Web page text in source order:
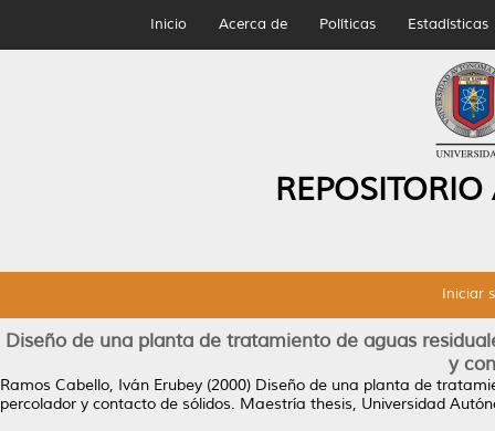
Inicio Acerca de Políticas Estadísticas
Iniciar
Diseño de una planta de tratamiento de aguas
y
Ramos Cabello, Iván Erubey (2000) Diseño de una planta de
percolador y contacto de sólidos. Maestría thesis, Universidad